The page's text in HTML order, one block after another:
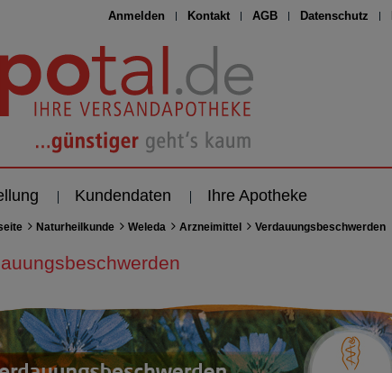
Anmelden Kontakt AGB Datenschutz
Kundendaten Ihre Apotheke
Naturheilkunde Weleda Arzneimittel Verdauungsbeschwerden